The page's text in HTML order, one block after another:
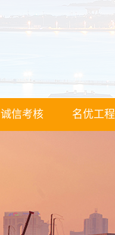
诚信考核 名优工程